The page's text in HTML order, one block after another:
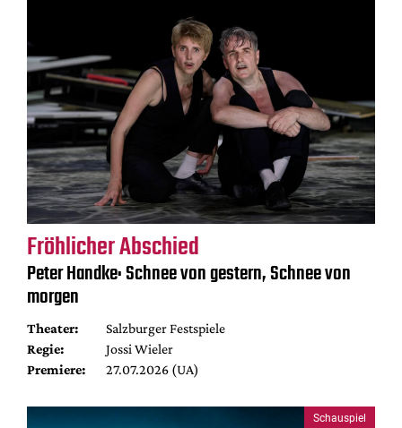
Fröhlicher Abschied
Peter Handke: Schnee von gestern, Schnee von
morgen
Theater:
Salzburger Festspiele
Regie:
Jossi Wieler
Premiere:
27.07.2026 (UA)
Schauspiel